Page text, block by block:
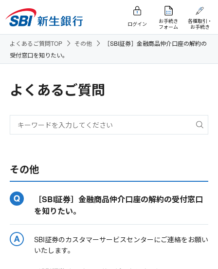
ログイン
お手続き
フォーム
各種取引・
お手続き
よくあるご質問TOP その他
［SBI証券］金融商品仲介口座の解約の
受付窓口を知りたい。
よくあるご質問
その他
［SBI証券］金融商品仲介口座の解約の受付窓口
を知りたい。
SBI証券のカスタマーサービスセンターにご連絡をお願い
いたします。